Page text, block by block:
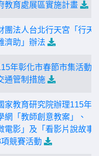
教育處展區實施計畫
團法人台北行天宮「行天
濟助」辦法
年彰化市春節市集活動
通管制措施
家教育研究院辦理115年
網「教師創意教案」、「
電影」及「看影片說故事
競賽活動